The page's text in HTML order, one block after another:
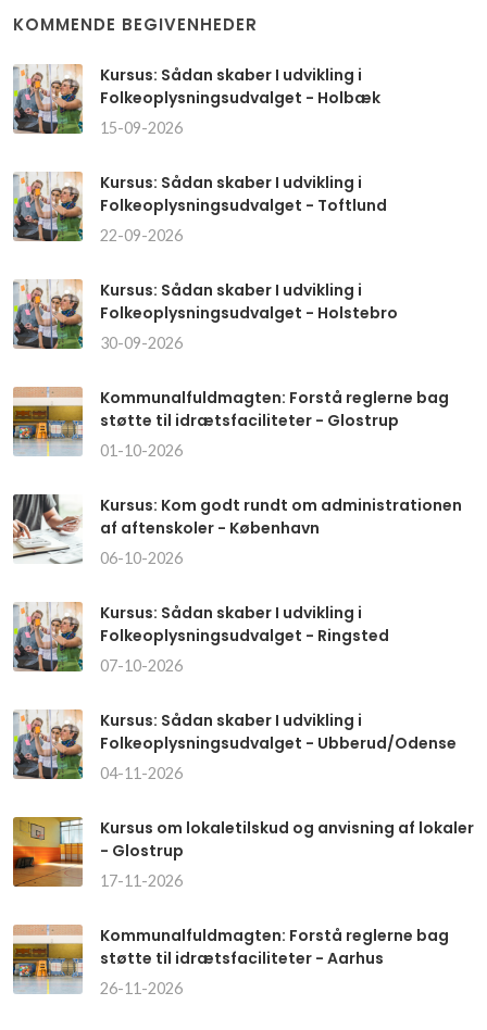
KOMMENDE BEGIVENHEDER
Kursus: Sådan skaber I udvikling i
Folkeoplysningsudvalget - Holbæk
15-09-2026
Kursus: Sådan skaber I udvikling i
Folkeoplysningsudvalget - Toftlund
22-09-2026
Kursus: Sådan skaber I udvikling i
Folkeoplysningsudvalget - Holstebro
30-09-2026
Kommunalfuldmagten: Forstå reglerne bag
støtte til idrætsfaciliteter - Glostrup
01-10-2026
Kursus: Kom godt rundt om administrationen
af aftenskoler - København
06-10-2026
Kursus: Sådan skaber I udvikling i
Folkeoplysningsudvalget - Ringsted
07-10-2026
Kursus: Sådan skaber I udvikling i
Folkeoplysningsudvalget - Ubberud/Odense
04-11-2026
Kursus om lokaletilskud og anvisning af lokaler
- Glostrup
17-11-2026
Kommunalfuldmagten: Forstå reglerne bag
støtte til idrætsfaciliteter - Aarhus
26-11-2026